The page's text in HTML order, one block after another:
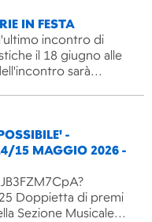
IN FESTA
incontro di
il 18 giugno alle
sarà…
-
15 MAGGIO 2026 -
Doppietta di premi
Sezione Musicale…